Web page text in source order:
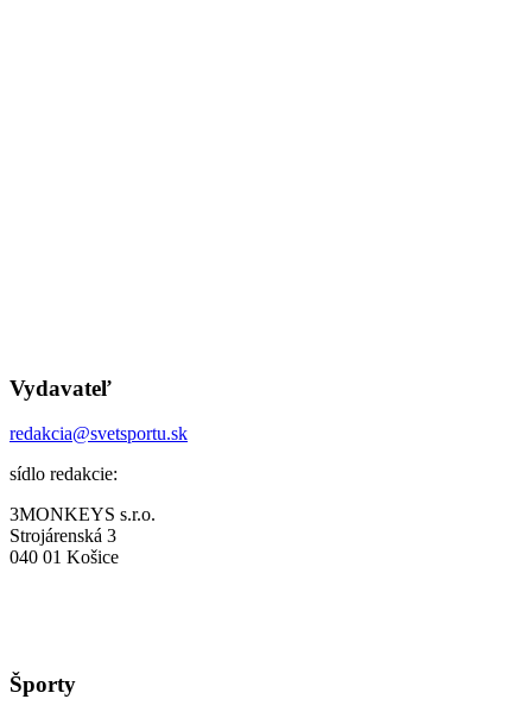
Vydavateľ
redakcia@svetsportu.sk
sídlo redakcie:
3MONKEYS s.r.o.
Strojárenská 3
040 01 Košice
Športy